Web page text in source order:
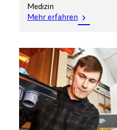
Medizin
Mehr erfahren